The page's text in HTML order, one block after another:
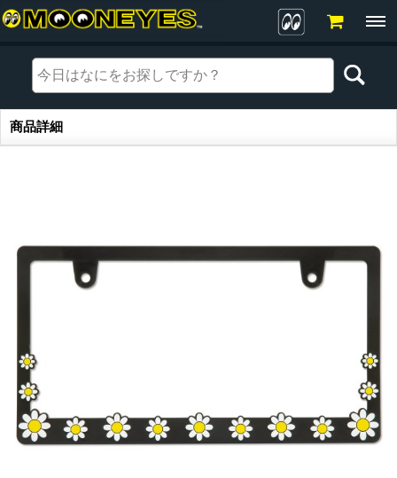
商品詳細
商品詳細